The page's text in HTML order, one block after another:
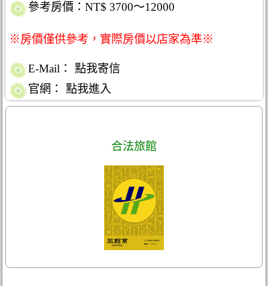
參考房價：NT$ 3700～12000
※房價僅供參考，實際房價以店家為準※
E-Mail：
點我寄信
官網：
點我進入
合法旅館